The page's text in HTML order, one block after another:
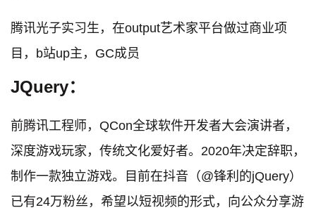
腾讯光子实习生，在output艺术家平台做过商业项
目，b站up主，GC成员
JQuery：
前腾讯工程师，QCon全球软件开发者大会演讲者，
深度游戏玩家，传统文化爱好者。2020年决定辞职，
制作一款独立游戏。目前在抖音（@锋利的jQuery）
已有24万粉丝，希望以短视频的形式，向公众分享游